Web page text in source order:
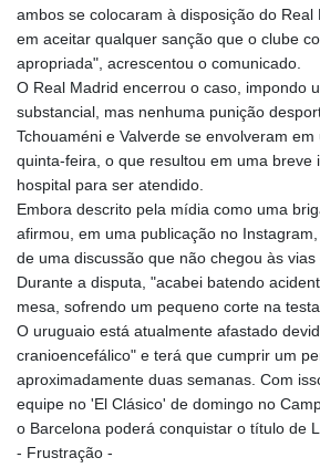
ambos se colocaram à disposição do
em aceitar qualquer sanção que o clube
apropriada", acrescentou o comunicado.
O Real Madrid encerrou o caso, impondo
substancial, mas nenhuma punição
Tchouaméni e Valverde se envolveram
quinta-feira, o que resultou em uma breve
hospital para ser atendido.
Embora descrito pela mídia como uma
afirmou, em uma publicação no
de uma discussão que não chegou às vias
Durante a disputa, "acabei batendo
mesa, sofrendo um pequeno corte na
O uruguaio está atualmente afastado
cranioencefálico" e terá que cumprir um
aproximadamente duas semanas. Com
equipe no 'El Clásico' de domingo no
o Barcelona poderá conquistar o título de
- Frustração -